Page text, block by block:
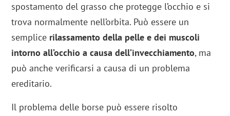
spostamento del grasso che protegge l’occhio e si
trova normalmente nell’orbita. Può essere un
semplice rilassamento della pelle e dei muscoli
intorno all’occhio a causa dell’invecchiamento, ma
può anche verificarsi a causa di un problema
ereditario.
Il problema delle borse può essere risolto